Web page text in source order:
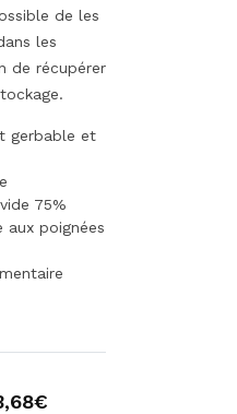
de les
les
de récupérer
gerbable et
75%
aux poignées